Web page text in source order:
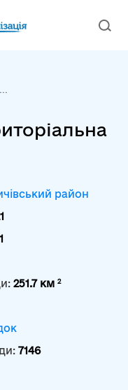
район
251.7 км 2
7146